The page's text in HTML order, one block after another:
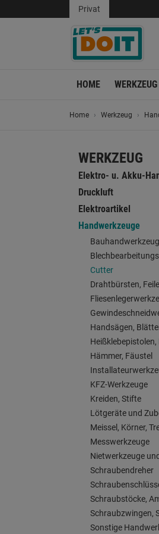
Privat
HOME WERKZEUG
Home Werkzeug
WERKZEUG
Elektro- u. Akku-
Druckluft
Elektroartikel
Handwerkzeuge
Cutter
Drahtbürsten,
Handsägen,
Hämmer, Fäustel
KFZ-Werkzeuge
Kreiden, Stifte
Lötgeräte und
Meissel, Körner,
Messwerkzeuge
Nietwerkzeuge
Schraubendreher
Schraubstöcke,
Schraubzwingen,
Sonstige